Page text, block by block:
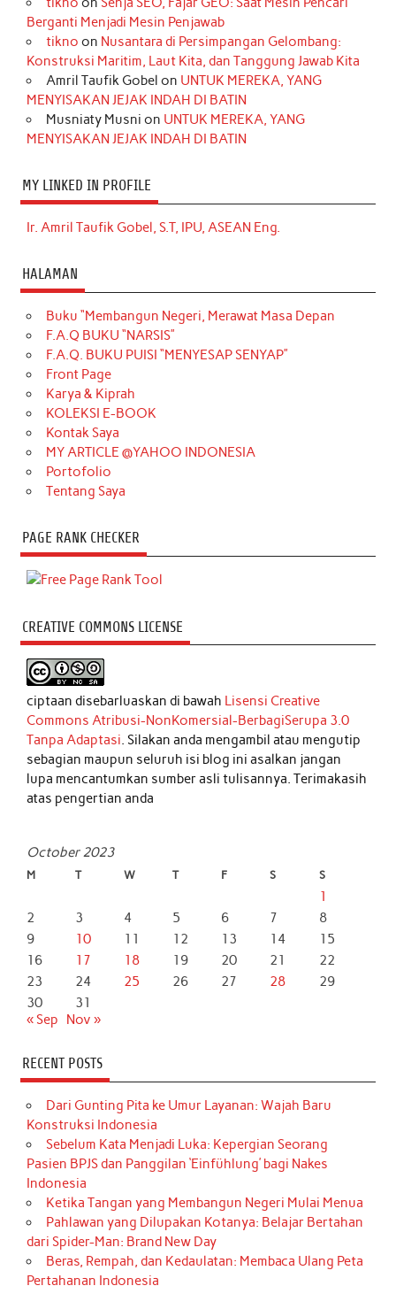
Berganti Menjadi Mesin Penjawab
tikno on Nusantara di Persimpangan Gelombang:
Konstruksi Maritim, Laut Kita, dan Tanggung Jawab Kita
Amril Taufik Gobel on UNTUK MEREKA, YANG
MENYISAKAN JEJAK INDAH DI BATIN
Musniaty Musni on UNTUK MEREKA, YANG
MENYISAKAN JEJAK INDAH DI BATIN
MY LINKED IN PROFILE
Ir. Amril Taufik Gobel, S.T, IPU, ASEAN Eng.
HALAMAN
Buku “Membangun Negeri, Merawat Masa Depan
F.A.Q BUKU “NARSIS”
F.A.Q. BUKU PUISI “MENYESAP SENYAP”
Front Page
Karya & Kiprah
KOLEKSI E-BOOK
Kontak Saya
MY ARTICLE @YAHOO INDONESIA
Portofolio
Tentang Saya
PAGE RANK CHECKER
CREATIVE COMMONS LICENSE
ciptaan disebarluaskan di bawah Lisensi Creative
Commons Atribusi-NonKomersial-BerbagiSerupa 3.0
Tanpa Adaptasi. Silakan anda mengambil atau mengutip
sebagian maupun seluruh isi blog ini asalkan jangan
lupa mencantumkan sumber asli tulisannya. Terimakasih
atas pengertian anda
October 2023
M T W T F S S
1
2
3 4 5 6 7
8
9
10 11 12 13 14
15
16
17 18 19 20 21
22
23
24 25 26 27 28
29
30
31
« Sep
Nov »
RECENT POSTS
Dari Gunting Pita ke Umur Layanan: Wajah Baru
Konstruksi Indonesia
Sebelum Kata Menjadi Luka: Kepergian Seorang
Pasien BPJS dan Panggilan ‘Einfühlung’ bagi Nakes
Indonesia
Ketika Tangan yang Membangun Negeri Mulai Menua
Pahlawan yang Dilupakan Kotanya: Belajar Bertahan
dari Spider-Man: Brand New Day
Beras, Rempah, dan Kedaulatan: Membaca Ulang Peta
Pertahanan Indonesia